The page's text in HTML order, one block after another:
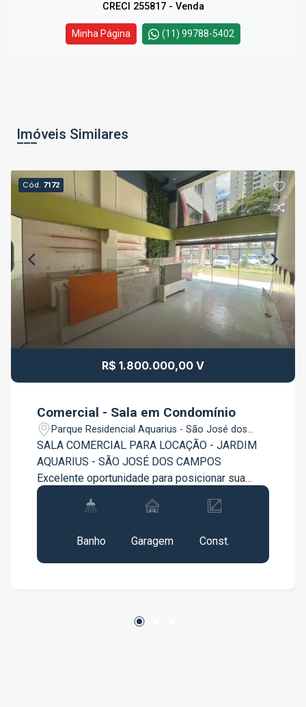
CRECI 255817 - Venda
Minha Página (11) 99788-5402
Imóveis Similares
Cód. 7172
R$ 1.800.000,00 V
Comercial - Sala em Condomínio
Parque Residencial Aquarius - São José dos
Campos/SP
SALA COMERCIAL PARA LOCAÇÃO - JARDIM
AQUARIUS - SÃO JOSÉ DOS CAMPOS
Excelente oportunidade para posicionar sua
empresa em uma das regiões mais valorizadas
e procuradas de São José dos Campos.
excelente aproveitamento de espaço
Localização estratégica Intenso fluxo de
desejados da cidade. Para mais informações ou
Banho
Garagem
Const.